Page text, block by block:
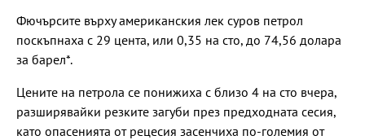
Фючърсите върху американския лек суров петрол
поскъпнаха с 29 цента, или 0,35 на сто, до 74,56 долара
за барел*.
Цените на петрола се понижиха с близо 4 на сто вчера,
разширявайки резките загуби през предходната сесия,
като опасенията от рецесия засенчиха по-големия от